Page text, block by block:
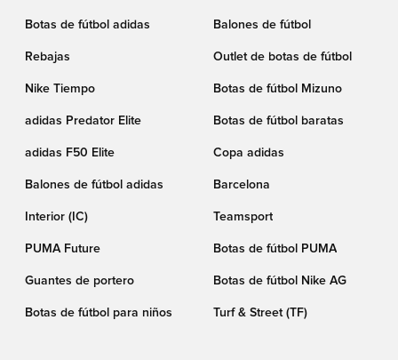
Botas de fútbol adidas Balones de fútbol
Rebajas Outlet de botas de fútbol
Nike Tiempo Botas de fútbol Mizuno
adidas Predator Elite Botas de fútbol baratas
adidas F50 Elite Copa adidas
Balones de fútbol adidas Barcelona
Interior (IC) Teamsport
PUMA Future Botas de fútbol PUMA
Guantes de portero Botas de fútbol Nike AG
Botas de fútbol para niños Turf & Street (TF)